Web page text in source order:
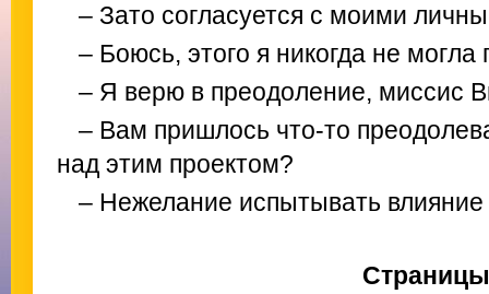
– Зато согласуется с моими
– Боюсь, этого я никогда не могла
– Я верю в преодоление, миссис
– Вам пришлось что-то
над этим проектом?
– Нежелание испытывать влияние
Страницы